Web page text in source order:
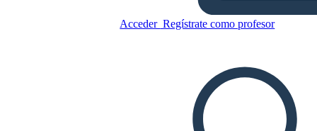
Acceder Regístrate como profesor
Método Científico